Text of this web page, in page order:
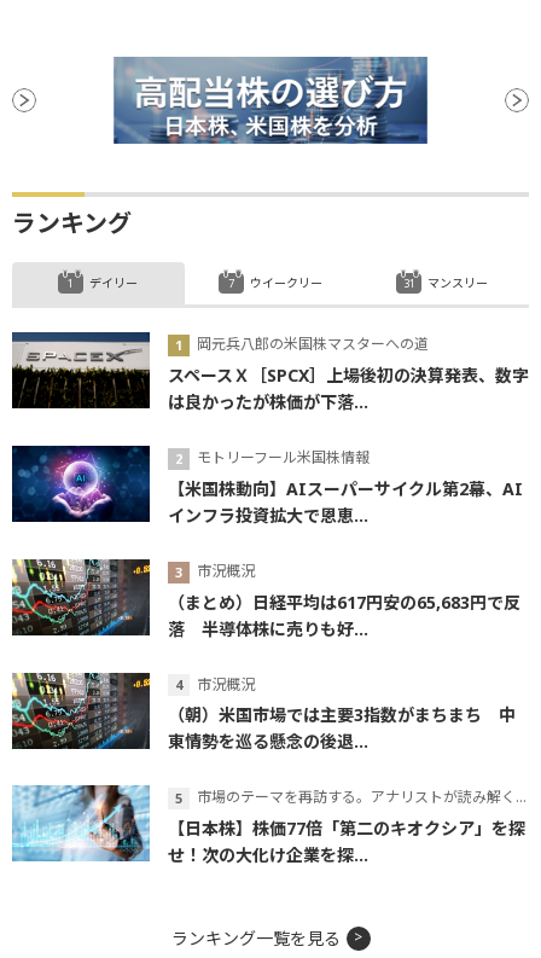
ランキング
デイリー
岡元兵八郎の米国株マスターへの道
スペースＸ［SPCX］上場後初の決算発表、数字
は良かったが株価が下落...
モトリーフール米国株情報
【米国株動向】AIスーパーサイクル第2幕、AI
インフラ投資拡大で恩恵...
市況概況
（まとめ）日経平均は617円安の65,683円で反
落 半導体株に売りも好...
市況概況
（朝）米国市場では主要3指数がまちまち 中
東情勢を巡る懸念の後退...
市場のテーマを再訪する。アナリストが読み解くテーマの本質
【日本株】株価77倍「第二のキオクシア」を探
せ！次の大化け企業を探...
ウイークリー マンスリー
ランキング一覧を見る